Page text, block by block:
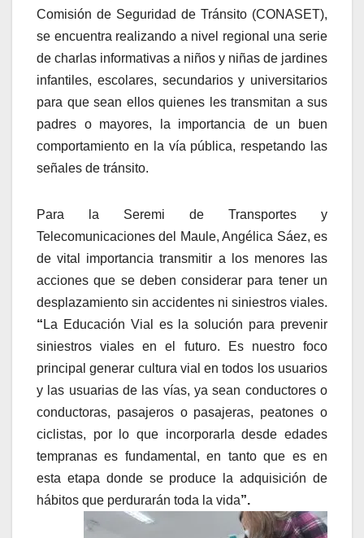
Comisión de Seguridad de Tránsito (CONASET),
se encuentra realizando a nivel regional una serie
de charlas informativas a niños y niñas de jardines
infantiles, escolares, secundarios y universitarios
para que sean ellos quienes les transmitan a sus
padres o mayores, la importancia de un buen
comportamiento en la vía pública, respetando las
señales de tránsito.
Para la Seremi de Transportes y
Telecomunicaciones del Maule, Angélica Sáez, es
de vital importancia transmitir a los menores las
acciones que se deben considerar para tener un
desplazamiento sin accidentes ni siniestros viales.
“ La Educación Vial es la solución para prevenir
siniestros viales en el futuro. Es nuestro foco
principal generar cultura vial en todos los usuarios
y las usuarias de las vías, ya sean conductores o
conductoras, pasajeros o pasajeras, peatones o
ciclistas, por lo que incorporarla desde edades
tempranas es fundamental, en tanto que es en
esta etapa donde se produce la adquisición de
hábitos que perdurarán toda la vida”.